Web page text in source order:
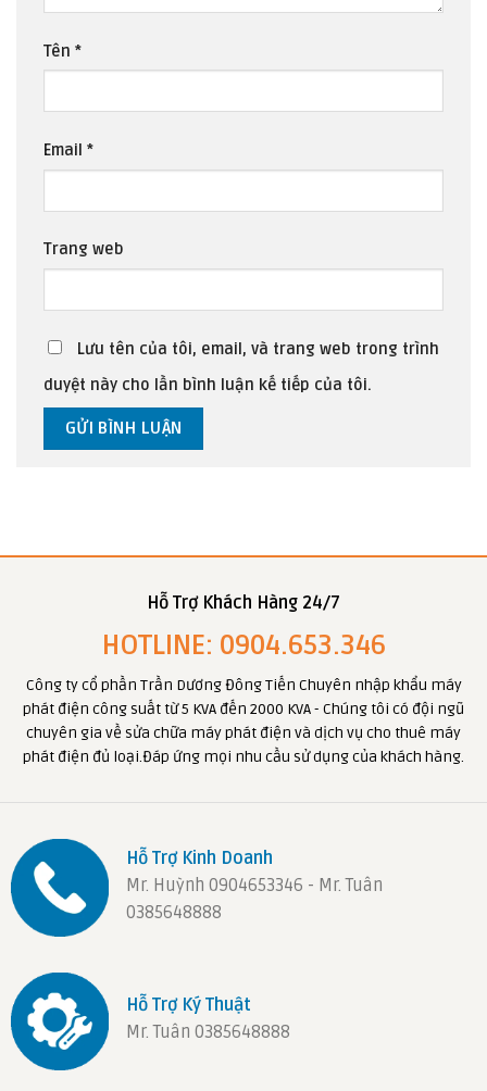
Tên *
Email *
Trang web
Lưu tên của tôi, email, và trang web trong trình
duyệt này cho lần bình luận kế tiếp của tôi.
Hỗ Trợ Khách Hàng 24/7
HOTLINE: 0904.653.346
Công ty cổ phần Trần Dương Đông Tiến Chuyên nhập khẩu máy
phát điện công suất từ 5 KVA đến 2000 KVA - Chúng tôi có đội ngũ
chuyên gia về sửa chữa máy phát điện và dịch vụ cho thuê máy
phát điện đủ loại.Đáp ứng mọi nhu cầu sử dụng của khách hàng.
Hỗ Trợ Kinh Doanh
Mr. Huỳnh 0904653346 - Mr. Tuân
0385648888
Hỗ Trợ Ký Thuật
Mr. Tuân 0385648888